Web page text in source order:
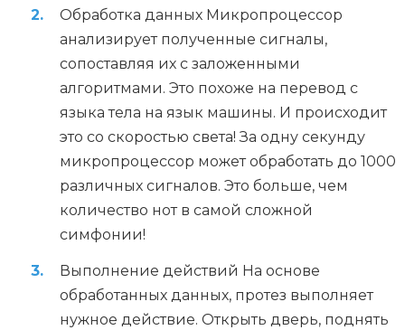
Обработка данных Микропроцессор
анализирует полученные сигналы,
сопоставляя их с заложенными
алгоритмами. Это похоже на перевод с
языка тела на язык машины. И происходит
это со скоростью света! За одну секунду
микропроцессор может обработать до 1000
различных сигналов. Это больше, чем
количество нот в самой сложной
симфонии!
Выполнение действий На основе
обработанных данных, протез выполняет
нужное действие. Открыть дверь, поднять